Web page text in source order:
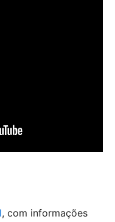
, com informações